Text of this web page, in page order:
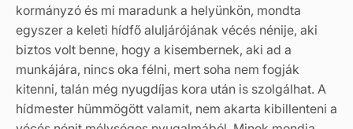
kormányzó és mi maradunk a helyünkön, mondta
egyszer a keleti hídfő aluljárójának vécés nénije, aki
biztos volt benne, hogy a kisembernek, aki ad a
munkájára, nincs oka félni, mert soha nem fogják
kitenni, talán még nyugdíjas kora után is szolgálhat. A
hídmester hümmögött valamit, nem akarta kibillenteni a